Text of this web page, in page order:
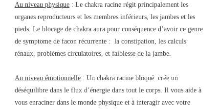
Au niveau physique : Le chakra racine régit principalement les
organes reproducteurs et les membres inférieurs, les jambes et les
pieds. Le blocage de chakra aura pour conséquence d’avoir ce genre
de symptome de facon récurrente : la constipation, les calculs
rénaux, problèmes circulatoires, et faiblesse de la jambe.
Au niveau émotionnelle : Un chakra racine bloqué crée un
déséquilibre dans le flux d’énergie dans tout le corps. Il vous aide à
vous enraciner dans le monde physique et à interagir avec votre